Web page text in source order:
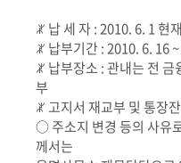
ꏚ 납 세 자 : 2010. 6. 1 현
ꏚ 납부기간 : 2010. 6. 16
ꏚ 납부장소 : 관내는 전
부
ꏚ 고지서 재교부 및 통장
○ 주소지 변경 등의 사유
께서는